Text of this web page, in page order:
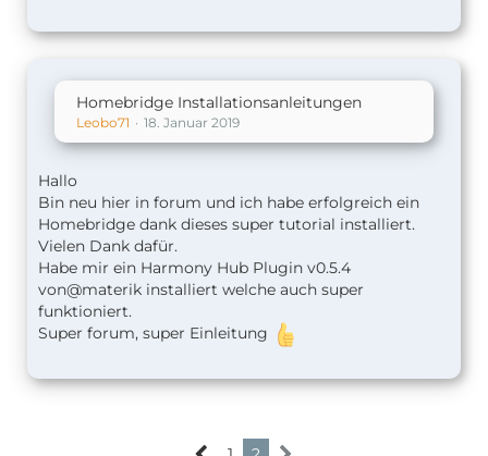
Homebridge Installationsanleitungen
Leobo71 18. Januar 2019
Hallo
Bin neu hier in forum und ich habe erfolgreich ein
Homebridge dank dieses super tutorial installiert.
Vielen Dank dafür.
Habe mir ein Harmony Hub Plugin v0.5.4
von@materik installiert welche auch super
funktioniert.
Super forum, super Einleitung